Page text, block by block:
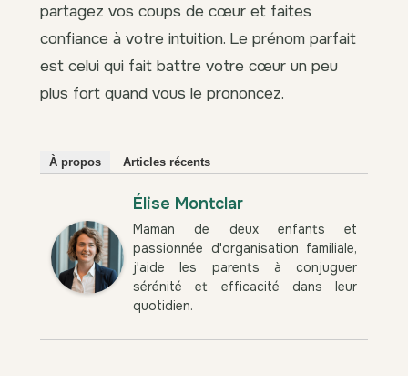
partagez vos coups de cœur et faites
confiance à votre intuition. Le prénom parfait
est celui qui fait battre votre cœur un peu
plus fort quand vous le prononcez.
À propos Articles récents
Élise Montclar
Maman de deux enfants et
passionnée d'organisation familiale,
j'aide les parents à conjuguer
sérénité et efficacité dans leur
quotidien.